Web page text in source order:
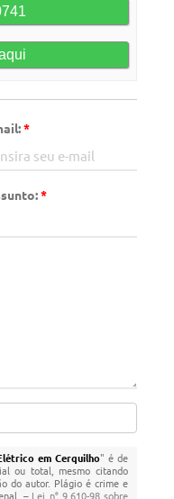
*
*
em Cerquilho" é de
ou total, mesmo citando
do autor. Plágio é crime e
– Lei n° 9.610-98 sobre